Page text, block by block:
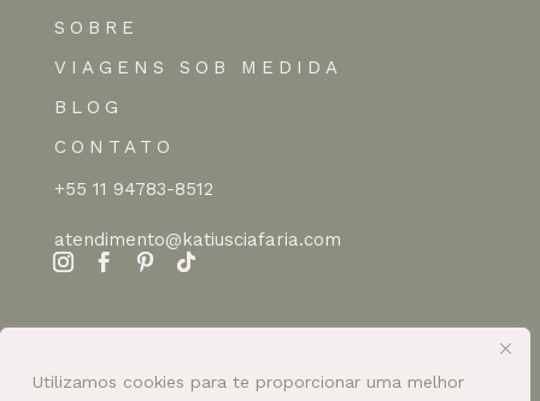
Utilizamos cookies para te proporcionar uma melhor
SOBRE
VIAGENS SOB MEDIDA
BLOG
CONTATO
+55 11 94783-8512
atendimento@katiusciafaria.com